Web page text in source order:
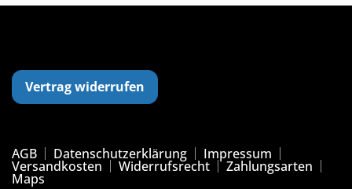
Vertrag widerrufen
AGB Datenschutzerklärung Impressum
Versandkosten Widerrufsrecht Zahlungsarten
Maps